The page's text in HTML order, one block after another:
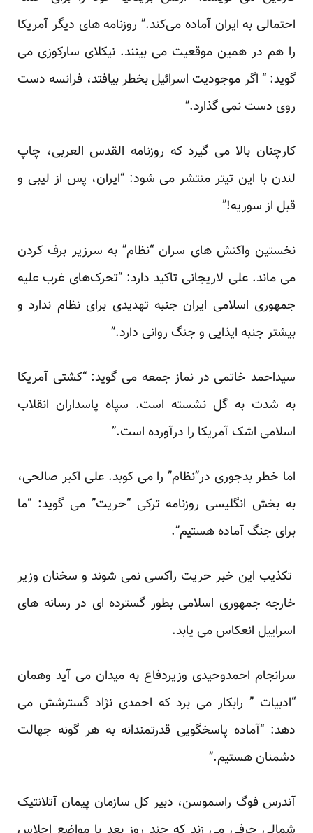
احتمالی به ایران آماده می‌کند.” روزنامه های دیگر آمریکا
را هم در همین موقعیت می بینند. نیکلای سارکوزی می
گوید: “ اگر موجودیت اسرائیل بخطر بیافتد، فرانسه دست
روی دست نمی گذارد.”
کارچنان بالا می گیرد که روزنامه القدس العربی، چاپ
لندن با این تیتر منتشر می شود: “ایران، پس از لیبی و
قبل از سوریه!”
نخستین واکنش های سران “نظام” به سرزیر برف کردن
می ماند. علی لاریجانی تاکید دارد: “تحرک‌های غرب علیه
جمهوری اسلامی ایران جنبه تهدیدی برای نظام ندارد و
بیشتر جنبه ایذایی و جنگ روانی دارد.”
سیداحمد خاتمی در نماز جمعه می گوید: “کشتی‌ آمریکا
به شدت به گل نشسته است. سپاه پاسداران انقلاب
اسلامی اشک آمریکا را درآورده است.”
اما خطر بدجوری در”نظام” را می کوبد. علی اکبر صالحی،
به بخش انگلیسی روزنامه ترکی “حریت” می گوید: “ما
برای جنگ آماده هستیم”.
تکذیب این خبر حریت راکسی نمی شوند و سخنان وزیر
خارجه جمهوری اسلامی بطور گسترده ای در رسانه های
اسراییل انعکاس می یابد.
سرانجام احمدوحیدی وزیردفاع به میدان می آید وهمان
“ادبیات ” رابکار می برد که احمدی نژاد گسترشش می
دهد: “آماده پاسخگویی قدرتمندانه به هر گونه جهالت
دشمنان هستیم.”
آندرس فوگ راسموسن، دبیر کل سازمان پیمان آتلانتیک